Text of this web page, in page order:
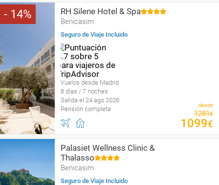
14 RH Silene Hotel & Spa
Benicasim
Seguro de Viaje Incluido
Vuelos desde Madrid
8 días / 7 noches
Salida el 24 ago 2026
Pensión completa
desde
1281€
1099€
Palasiet Wellness Clinic &
Thalasso
Benicasim
Seguro de Viaje Incluido